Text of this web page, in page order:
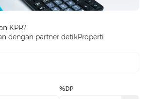
KPR?
dengan partner detikProperti
%DP